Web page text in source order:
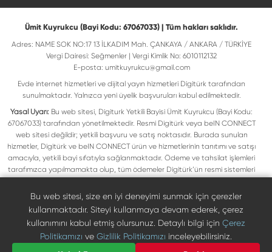
Ümit Kuyrukcu (Bayi Kodu: 67067033) | Tüm hakları saklıdır.
Adres: NAME SOK NO:17 13 İLKADIM Mah. ÇANKAYA / ANKARA / TÜRKİYE
Vergi Dairesi: Seğmenler | Vergi Kimlik No: 6010112132
E-posta: umitkuyrukcu@gmail.com
Evde internet hizmetleri ve dijital yayın hizmetleri Digitürk tarafından
sunulmaktadır. Yalnızca yeni üyelik başvuruları kabul edilmektedir.
Yasal Uyarı: Bu web sitesi, Digiturk Yetkili Bayisi Ümit Kuyrukcu (Bayi Kodu:
67067033) tarafından yönetilmektedir. Resmi Digitürk veya beIN CONNECT
web sitesi değildir; yetkili başvuru ve satış noktasıdır. Burada sunulan
hizmetler, Digitürk ve beIN CONNECT ürün ve hizmetlerinin tanıtımı ve satışı
amacıyla, yetkili bayi sıfatıyla sağlanmaktadır. Ödeme ve tahsilat işlemleri
tarafımızca yapılmamakta olup, tüm ödemeler Digitürk’ün resmi sistemleri
ilgili hak sahiplerine ait olup yasal koruma altındadır. Bu markalar, yalnızca
marka sahiplerinin kullanım koşullarına uygun şekilde kullanılmaktadır. Digitürk
veya beIN CONNECT’in resmi web sitelerine ulaşmak için ilgili markaların
doğrudan resmi kanallarını ziyaret edebilirsiniz.
Digiturk resmî bayi listesinde doğrulayın
Bu web sitesi, size en iyi deneyimi sunmak için çerezler
kullanmaktadır. Siteyi kullanmaya devam ederek, çerez
kullanımını kabul etmiş olursunuz. Detaylı bilgi için Çerez
Politikamızı ve Gizlilik Politikamızı inceleyebilirsiniz.